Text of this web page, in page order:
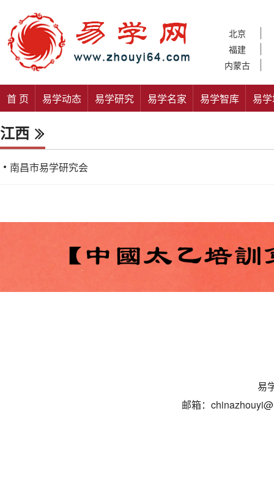
北京
福建
内蒙古
首 页 易学动态 易学研究 易学名家 易学智库 易
江西
南昌市易学研究会
易
邮箱：